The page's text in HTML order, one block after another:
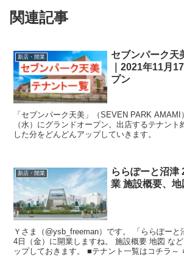
関連記事
新店・開業
セブンパーク天
｜2021年11月
プン
「セブンパーク天美」（SEVEN PARK AMAMI
（水）にグランドオープン。出店するテナント
した分をどんどんアップしていきます。
新店・開業
ららぽーと沼津
業 施設概要、地
Ｙさま（@ysb_freeman）です。 「ららぽーと沼津」が 2019年10月
4日（金）に開業しますね。 施設概要 地図 などを 入手したので ア